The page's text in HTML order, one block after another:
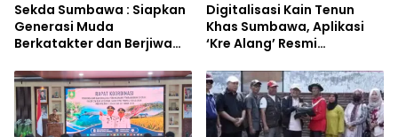
Sekda Sumbawa : Siapkan
Generasi Muda
Berkatakter dan Berjiwa
Digitalisasi Kain Tenun
Khas Sumbawa, Aplikasi
‘Kre Alang’ Resmi